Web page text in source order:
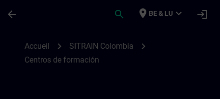
arrow_back search place BE & LU expand_more login
Accueil chevron_right SITRAIN Colombia chevron_right
Centros de formación